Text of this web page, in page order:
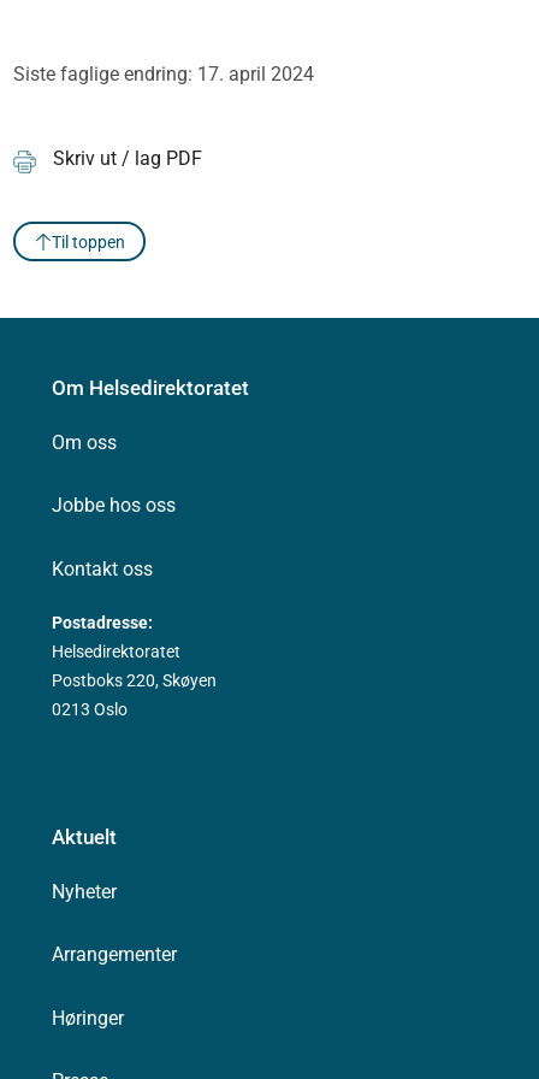
Siste faglige endring: 17. april 2024
Skriv ut / lag PDF
Til toppen
Om Helsedirektoratet
Om oss
Jobbe hos oss
Kontakt oss
Postadresse:
Helsedirektoratet
Postboks 220, Skøyen
0213 Oslo
Aktuelt
Nyheter
Arrangementer
Høringer